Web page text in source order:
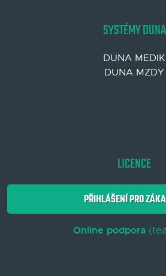
SYSTÉMY DUNA
DUNA MEDIK
DUNA MZDY
LICENCE
PŘIHLÁŠENÍ PRO
Online podpora